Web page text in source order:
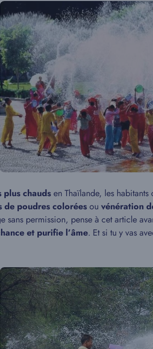
plus chaudsen Thaïlande, les
de poudres coloréesou vénération
sans permission, pense à cet article
et purifie l’âme. Et si tu y vas